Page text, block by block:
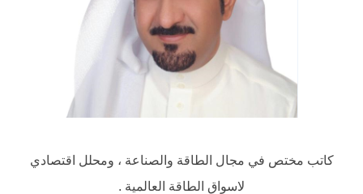
كاتب مختص في مجال الطاقة والصناعة ، ومحلل اقتصادي
لاسواق الطاقة العالمية .